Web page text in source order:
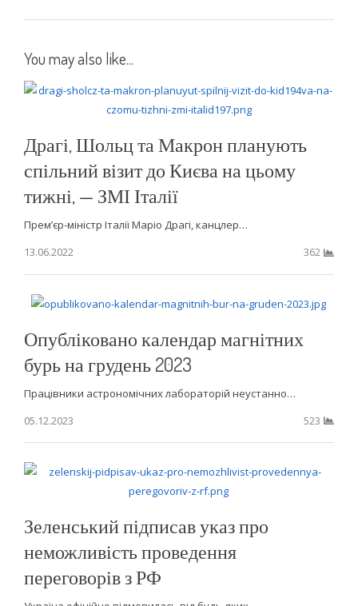
You may also like...
Драгі, Шольц та Макрон планують
спільний візит до Києва на цьому
тижні, — ЗМІ Італії
Прем’єр-міністр Італії Маріо Драгі, канцлер…
13.06.2022
362
Опубліковано календар магнітних
бурь на грудень 2023
Працівники астрономічних лабораторій неустанно…
05.12.2023
523
Зеленський підписав указ про
неможливість проведення
переговорів з РФ